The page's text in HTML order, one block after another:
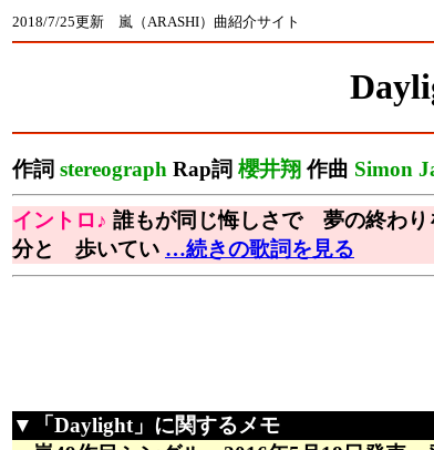
2018/7/25更新 嵐（ARASHI）曲紹介サイト
作詞 stereograph Rap詞 櫻井翔 作曲 Simon
イントロ♪ 誰もが同じ悔しさで 夢の終わ
分と 歩いてい …続きの歌詞を見る
▼「Daylight」に関するメモ